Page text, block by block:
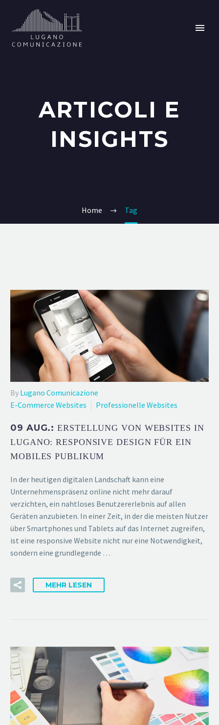
ARTICOLI E
INSIGHTS
Home Tag
By Lugano Comunicazione
E-Commerce Websites
Professionelle Websites
09 AUG.:ERSTELLUNG VON WEBSITES IN
LUGANO: RESPONSIVE DESIGN FÜR EIN
MOBILES PUBLIKUM
In der heutigen digitalen Landschaft kann eine
Unternehmenspräsenz online nicht mehr darauf
verzichten, ein nahtloses Benutzererlebnis auf allen
Geräten anzubieten. In einer Zeit, in der die meisten Nutzer
über Smartphones und Tablets auf das Internet zugreifen,
ist eine responsive Website nicht nur eine Notwendigkeit,
sondern eine grundlegende …
MEHR LESEN